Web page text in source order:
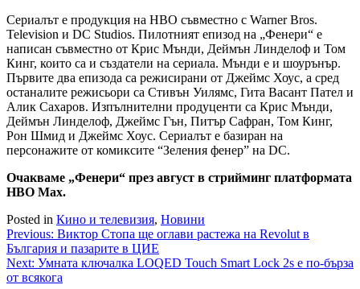
Сериалът е продукция на HBO съвместно с Warner Bros.
Television и DC Studios. Пилотният епизод на „Фенери“ е
написан съвместно от Крис Мънди, Деймън Линделоф и Том
Кинг, които са и създатели на сериала. Мънди е и шоурънър.
Първите два епизода са режисирани от Джеймс Хоус, а сред
останалите режисьори са Стивън Уилямс, Гита Васант Пател и
Алик Сахаров. Изпълнителни продуценти са Крис Мънди,
Деймън Линделоф, Джеймс Гън, Питър Сафран, Том Кинг,
Рон Шмид и Джеймс Хоус. Сериалът е базиран на
персонажите от комиксите “Зеления фенер” на DC.
Очакваме „Фенери“ през август в стрийминг платформата
HBO Max.
Posted in Кино и телевизия, Новини
Навигация
Previous: Виктор Стопа ще оглави растежа на Revolut в
България и пазарите в ЦИЕ
Next: Умната ключалка LOQED Touch Smart Lock 2s е по-бърза
от всякога